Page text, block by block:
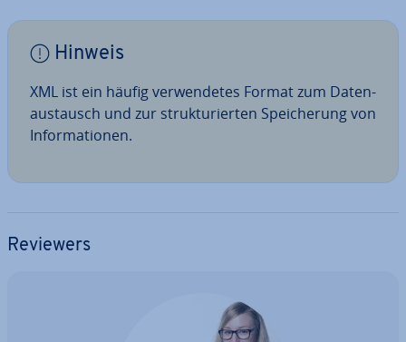
Hinweis
XML ist ein häufig ver­wen­de­tes Format zum Da­ten­
aus­tausch und zur struk­tu­rier­ten Spei­che­rung von
In­for­ma­tio­nen.
Reviewers